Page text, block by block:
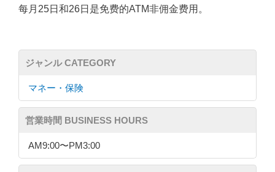
每月25日和26日是免费的ATM非佣金费用。
ジャンル CATEGORY
マネー・保険
営業時間 BUSINESS HOURS
AM9:00〜PM3:00